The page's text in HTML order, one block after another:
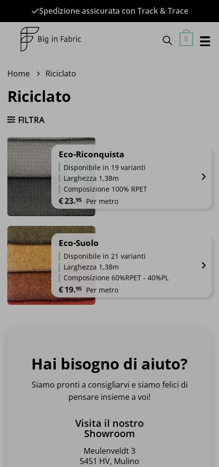
contenuti
Spedizione assicurata con Track & Trace
0
Home Riciclato
Riciclato
FILTRA
Eco-Riconquista
Disponibile in 19 varianti
Larghezza 1,38m
Composizione 100% RPET
€23.95 Per metro
più
varianti.
Le
opzioni
possono
Eco-Suolo
Disponibile in 21 varianti
Larghezza 1,38m
Composizione 60%RPET - 40%PL
€19.95 Per metro
Le
opzioni
possono
essere
scelte
pagina
del
Hai bisogno di aiuto?
Siamo pronti a consigliarvi e siamo felici di
pensare insieme a voi!
Visita il nostro
Showroom
Meulenveldt 3
5451 HV, Mulino